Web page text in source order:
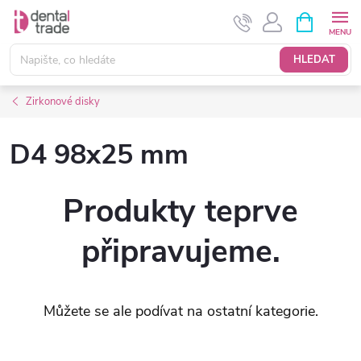
Přejít
obsah
HLEDAT
NÁKUPNÍ
KOŠÍK
Zirkonové disky
D4 98x25 mm
Produkty teprve
připravujeme.
Můžete se ale podívat na ostatní kategorie.